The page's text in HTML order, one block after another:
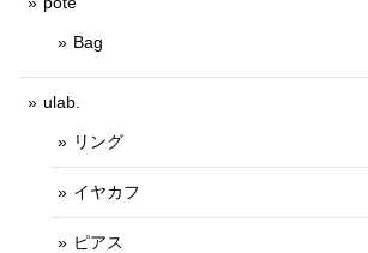
Bag
ulab.
リング
イヤカフ
ピアス